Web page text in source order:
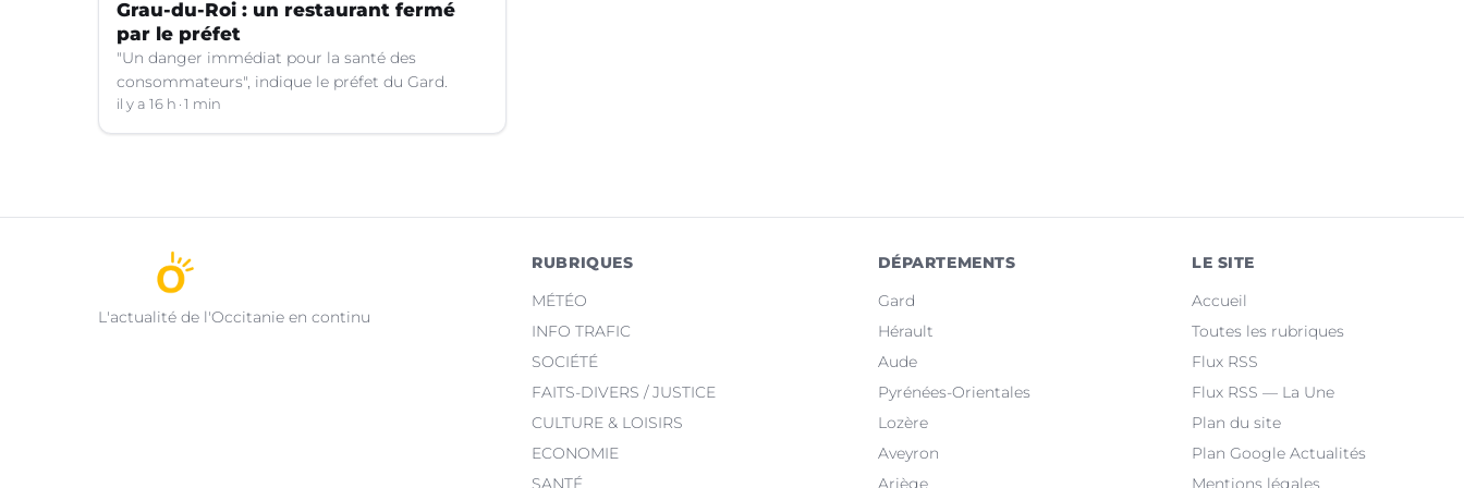
Grau-du-Roi : un restaurant fermé
par le préfet
"Un danger immédiat pour la santé des
consommateurs", indique le préfet du Gard.
il y a 16 h 1 min
L'actualité de l'Occitanie en continu
RUBRIQUES
MÉTÉO
INFO TRAFIC
SOCIÉTÉ
FAITS-DIVERS / JUSTICE
CULTURE & LOISIRS
ECONOMIE
SANTÉ
DÉPARTEMENTS
Gard
Hérault
Aude
Pyrénées-Orientales
Lozère
Aveyron
Ariège
LE SITE
Accueil
Toutes les rubriques
Flux RSS
Flux RSS — La Une
Plan du site
Plan Google Actualités
Mentions légales